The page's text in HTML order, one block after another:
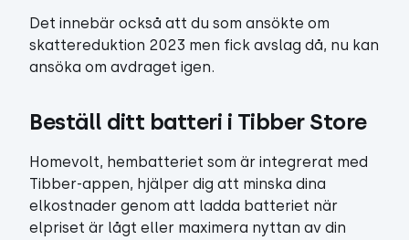
Det innebär också att du som ansökte om
skattereduktion 2023 men fick avslag då, nu kan
ansöka om avdraget igen.
Beställ ditt batteri i Tibber Store
Homevolt, hembatteriet som är integrerat med
Tibber-appen, hjälper dig att minska dina
elkostnader genom att ladda batteriet när
elpriset är lågt eller maximera nyttan av din